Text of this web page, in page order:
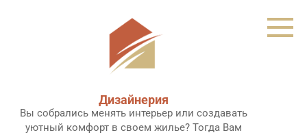
Дизайнерия
Вы собрались менять интерьер или создавать
уютный комфорт в своем жилье? Тогда Вам